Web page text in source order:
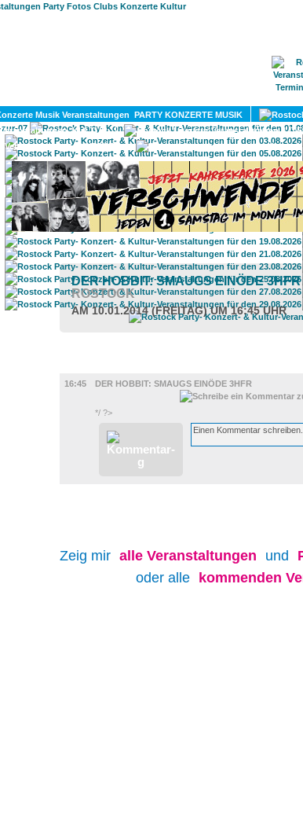
PARTY KONZERTE MUSIK
KULTUR
DIVERSES
DER HOBBIT: SMAUGS EINÖDE 3HFR
ROSTOCK
AM 10.01.2014 (FREITAG) UM 16:45 UHR
16:45
DER HOBBIT: SMAUGS EINÖDE 3HFR
*/ ?>
Zeig mir alle Veranstaltungen und
oder alle
kommenden